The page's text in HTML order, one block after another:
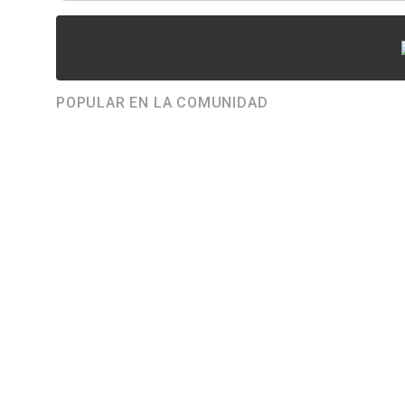
POPULAR EN LA COMUNIDAD